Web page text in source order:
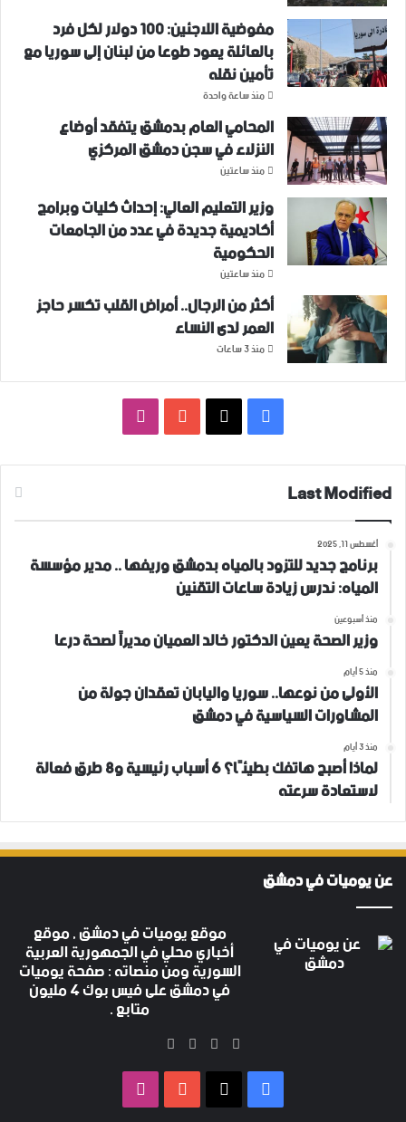
مفوضية اللاجئين: 100 دولار لكل فرد
بالعائلة يعود طوعا من لبنان إلى سوريا مع
تأمين نقله
منذ ساعة واحدة
المحامي العام بدمشق يتفقد أوضاع
النزلاء في سجن دمشق المركزي
منذ ساعتين
وزير التعليم العالي: إحداث كليات وبرامج
أكاديمية جديدة في عدد من الجامعات
الحكومية
منذ ساعتين
أكثر من الرجال.. أمراض القلب تكسر حاجز
العمر لدى النساء
منذ 3 ساعات
فيسبوك ‫YouTube
Last Modified
أغسطس 11, 2025
برنامج جديد للتزود بالمياه بدمشق وريفها .. مدير مؤسسة
المياه: ندرس زيادة ساعات التقنين
منذ أسبوعين
وزير الصحة يعين الدكتور خالد العميان مديراً لصحة درعا
منذ 5 أيام
الأولى من نوعها.. سوريا واليابان تعقدان جولة من
المشاورات السياسية في دمشق
منذ 3 أيام
لماذا أصبح هاتفك بطيئًا؟ 6 أسباب رئيسية و8 طرق فعالة
لاستعادة سرعته
عن يوميات في دمشق
موقع يوميات في دمشق , موقع
أخباري محلي في الجمهورية العربية
السورية ومن منصاته : صفحة يوميات
في دمشق على فيس بوك 4 مليون متابع .
فيسبوك
‫X
‫YouTube
فيسبوك ‫YouTube